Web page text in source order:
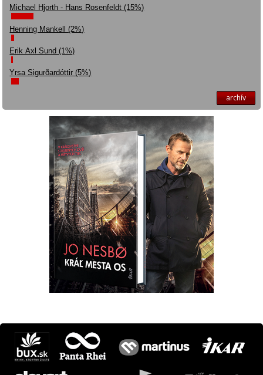
Michael Hjorth - Hans Rosenfeldt (15%)
Henning Mankell (2%)
Erik Axl Sund (1%)
Yrsa Sigurðardóttir (5%)
archív